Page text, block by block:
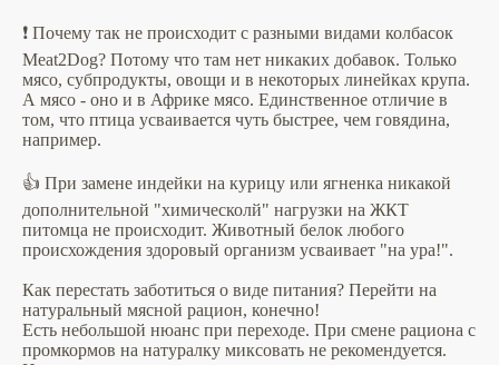
❗️ Почему так не происходит с разными видами колбасок
Meat2Dog? Потому что там нет никаких добавок. Только
мясо, субпродукты, овощи и в некоторых линейках крупа.
А мясо - оно и в Африке мясо. Единственное отличие в
том, что птица усваивается чуть быстрее, чем говядина,
например.
👍 При замене индейки на курицу или ягненка никакой
дополнительной "химическолй" нагрузки на ЖКТ
питомца не происходит. Животный белок любого
происхождения здоровый организм усваивает "на ура!".
Как перестать заботиться о виде питания? Перейти на
натуральный мясной рацион, конечно!
Есть небольшой нюанс при переходе. При смене рациона с
промкормов на натуралку миксовать не рекомендуется.